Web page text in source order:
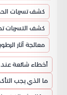
كشف تسربات
كشف التسربات
معالجة آثار
أخطاء شائعة عند
ما الذي يجب